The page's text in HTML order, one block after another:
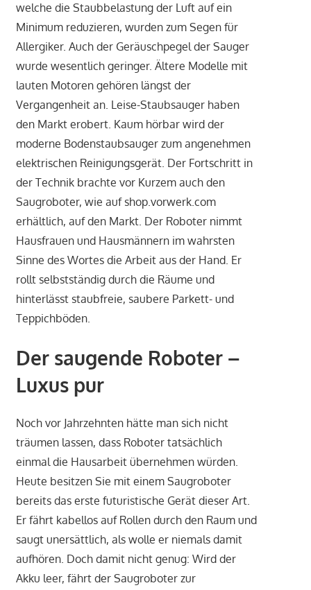
welche die Staubbelastung der Luft auf ein
Minimum reduzieren, wurden zum Segen für
Allergiker. Auch der Geräuschpegel der Sauger
wurde wesentlich geringer. Ältere Modelle mit
lauten Motoren gehören längst der
Vergangenheit an. Leise-Staubsauger haben
den Markt erobert. Kaum hörbar wird der
moderne Bodenstaubsauger zum angenehmen
elektrischen Reinigungsgerät. Der Fortschritt in
der Technik brachte vor Kurzem auch den
Saugroboter, wie auf shop.vorwerk.com
erhältlich, auf den Markt. Der Roboter nimmt
Hausfrauen und Hausmännern im wahrsten
Sinne des Wortes die Arbeit aus der Hand. Er
rollt selbstständig durch die Räume und
hinterlässt staubfreie, saubere Parkett- und
Teppichböden.
Der saugende Roboter –
Luxus pur
Noch vor Jahrzehnten hätte man sich nicht
träumen lassen, dass Roboter tatsächlich
einmal die Hausarbeit übernehmen würden.
Heute besitzen Sie mit einem Saugroboter
bereits das erste futuristische Gerät dieser Art.
Er fährt kabellos auf Rollen durch den Raum und
saugt unersättlich, als wolle er niemals damit
aufhören. Doch damit nicht genug: Wird der
Akku leer, fährt der Saugroboter zur